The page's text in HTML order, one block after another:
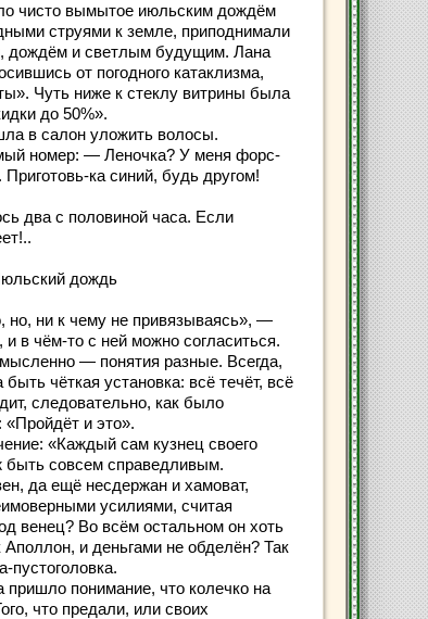
чисто вымытое июльским дождём
струями к земле, приподнимали
дождём и светлым будущим. Лана
от погодного катаклизма,
Чуть ниже к стеклу витрины была
до 50%».
в салон уложить волосы.
номер: — Леночка? У меня форс-
ка синий, будь другом!
два с половиной часа. Если
дождь
но, ни к чему не привязываясь», —
в чём-то с ней можно согласиться.
— понятия разные. Всегда,
чёткая установка: всё течёт, всё
следовательно, как было
и это».
«Каждый сам кузнец своего
быть совсем справедливым.
да ещё несдержан и хамоват,
усилиями, считая
венец? Во всём остальном он хоть
и деньгами не обделён? Так
пустоголовка.
пришло понимание, что колечко на
что предали, или своих